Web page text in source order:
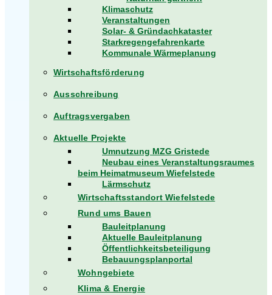
Klimaschutz
Veranstaltungen
Solar- & Gründachkataster
Starkregengefahrenkarte
Kommunale Wärmeplanung
Wirtschaftsförderung
Ausschreibung
Auftragsvergaben
Aktuelle Projekte
Umnutzung MZG Gristede
Neubau eines Veranstaltungsraumes
beim Heimatmuseum Wiefelstede
Lärmschutz
Wirtschaftsstandort Wiefelstede
Rund ums Bauen
Bauleitplanung
Aktuelle Bauleitplanung
Öffentlichkeitsbeteiligung
Bebauungsplanportal
Wohngebiete
Klima & Energie